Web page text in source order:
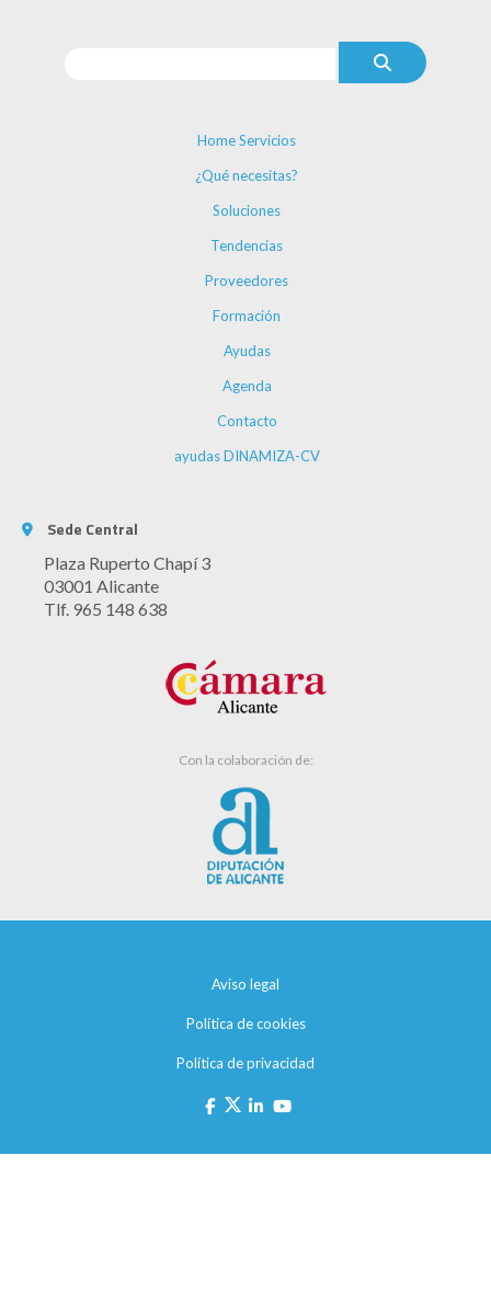
Home Servicios
¿Qué necesitas?
Soluciones
Tendencias
Proveedores
Formación
Ayudas
Agenda
Contacto
ayudas DINAMIZA-CV
Sede Central
Plaza Ruperto Chapí 3
03001 Alicante
Tlf. 965 148 638
Con la colaboración de:
Aviso legal
Política de cookies
Política de privacidad